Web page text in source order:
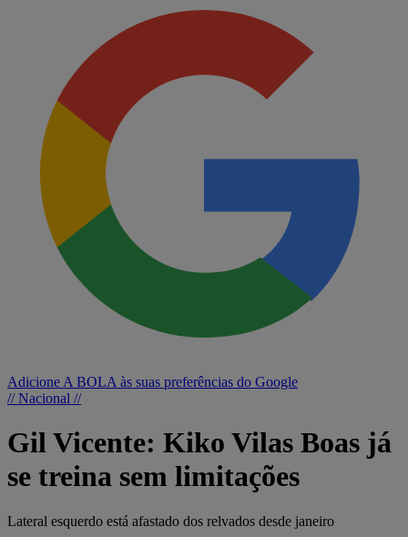
Adicione A BOLA às suas preferências do Google
// Nacional //
Gil Vicente: Kiko Vilas Boas já
se treina sem limitações
Lateral esquerdo está afastado dos relvados desde janeiro